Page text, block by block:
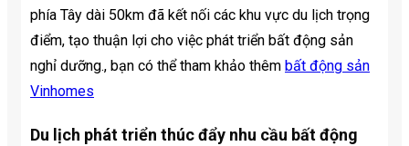
phía Tây dài 50km đã kết nối các khu vực du lịch trọng
điểm, tạo thuận lợi cho việc phát triển bất động sản
nghỉ dưỡng., bạn có thể tham khảo thêm bất động sản
Vinhomes
Du lịch phát triển thúc đẩy nhu cầu bất động